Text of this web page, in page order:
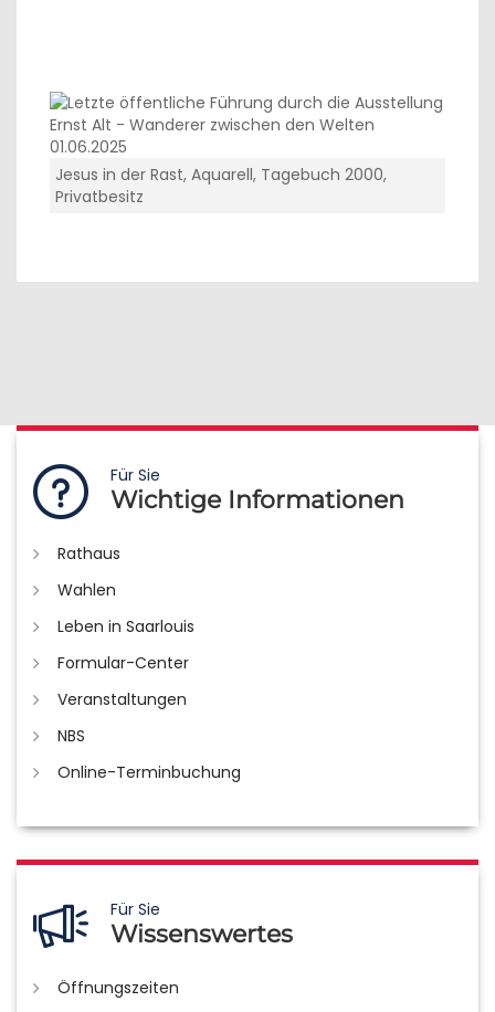
Jesus in der Rast, Aquarell, Tagebuch 2000,
Privatbesitz
Für Sie
Wichtige Informationen
Rathaus
Wahlen
Leben in Saarlouis
Formular-Center
Veranstaltungen
NBS
Online-Terminbuchung
Für Sie
Wissenswertes
Öffnungszeiten